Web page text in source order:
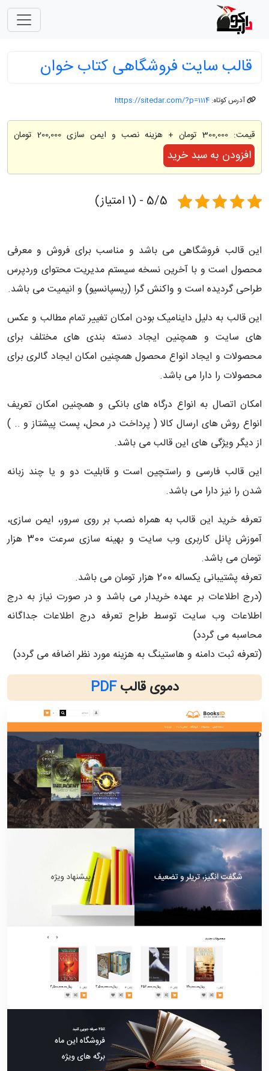
قالب سایت فروشگاهی کتاب خوان
آدرس کوتاه: https://sitedar.com/?p=1114
قیمت: 300,000 تومان + هزینه نصب و ایمن سازی 200,000 تومان
افزودن به سبد خرید
5/5 - (1 امتیاز)
این قالب فروشگاهی می باشد و مناسب برای فروش و معرفی
محصول است و با آخرین نسخه سیستم مدیریت محتوای وردپرس
طراحی گردیده است و واکنش گرا (ریسپانسیو) و انیمیت می باشد.
این قالب به دلیل داینامیک بودن امکان تغییر تمام مطالب و عکس
های سایت و همچنین ایجاد دسته بندی های مختلف برای
محصولات و ایجاد انواع محصول همچنین امکان ایجاد گالری برای
محصولات را دارا می باشد.
امکان اتصال به انواع درگاه های بانکی و همچنین امکان تعریف
انواع روش های ارسال کالا ( پرداخت در محل، پست پیشتاز و .. )
از دیگر ویژگی های این قالب می باشد.
این قالب فارسی و راستچین است و قابلیت دو و یا چند زبانه
شدن را نیز دارا می باشد.
تعرفه خرید این قالب به همراه نصب بر روی سرور، ایمن سازی،
آموزش پانل کاربری وب سایت و بهینه سازی سرعت 300 هزار
تومان می باشد.
تعرفه پشتیبانی یکساله 200 هزار تومان می باشد.
(درج اطلاعات بر عهده خریدار می باشد و در صورت نیاز به درج
اطلاعات وب سایت توسط طراح تعرفه درج اطلاعات جداگانه
محاسبه می گردد)
(تعرفه ثبت دامنه و هاستینگ به هزینه مورد نظر اضافه می گردد)
دموی قالبPDF